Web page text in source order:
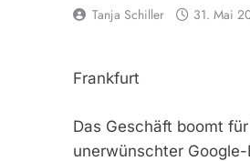
Tanja Schiller 31. Mai
Frankfurt
Das Geschäft boomt
unerwünschter